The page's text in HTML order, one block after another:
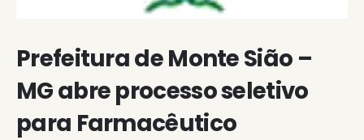
Prefeitura de Monte Sião –
MG abre processo seletivo
para Farmacêutico